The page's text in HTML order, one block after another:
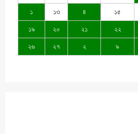
১ ১৩ ৪ ১৫
১৯ ২০ ২১ ২২
২৬ ২৭ ২ ৯